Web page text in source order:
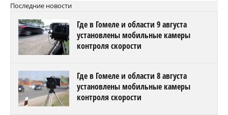
Последние новости
Где в Гомеле и области 9 августа
установлены мобильные камеры
контроля скорости
Где в Гомеле и области 8 августа
установлены мобильные камеры
контроля скорости